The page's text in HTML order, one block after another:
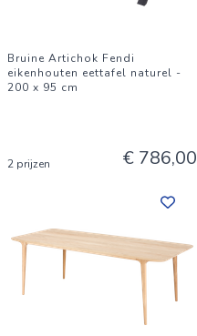
Bruine Artichok Fendi
eikenhouten eettafel naturel -
200 x 95 cm
2 prijzen € 786,00